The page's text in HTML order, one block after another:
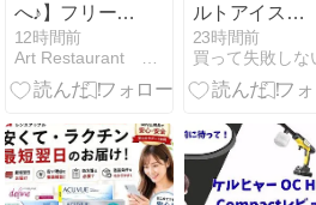
へ♪】フリーラ
ンス管理栄養
士の最高の働
き方！
12時間前
Art Restaurant 「こころばえ」
ルトアイスの
作り方＆透明
度アップの裏
技
23時間前